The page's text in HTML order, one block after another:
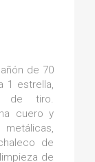
de 70
1 estrella,
de tiro.
cuero y
de
de